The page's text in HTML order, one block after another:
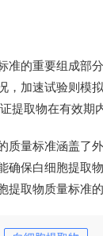
准的重要组成部
，加速试验则模
提取物在有效期
质量标准涵盖了
确保白细胞提取
提取物质量标准